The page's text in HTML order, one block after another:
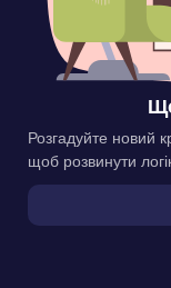
Розгадуйте новий
щоб розвинути